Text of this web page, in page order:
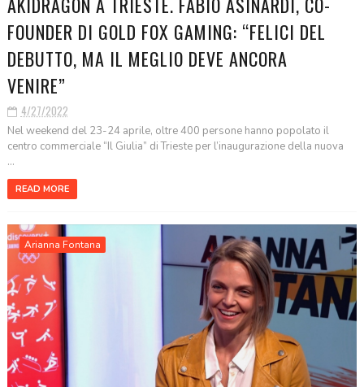
FOUNDER DI GOLD FOX GAMING: “FELICI DEL
DEBUTTO, MA IL MEGLIO DEVE ANCORA
VENIRE”
4/27/2022
Nel weekend del 23-24 aprile, oltre 400 persone hanno popolato il
centro commerciale “Il Giulia” di Trieste per l’inaugurazione della nuova
...
READ MORE
Arianna Fontana